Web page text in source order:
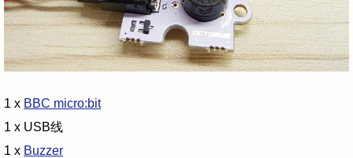
1 x BBC micro:bit
1 x USB线
1 x Buzzer